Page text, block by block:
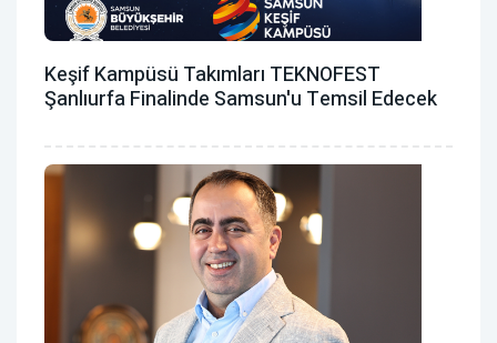
Keşif Kampüsü Takımları TEKNOFEST
Şanlıurfa Finalinde Samsun'u Temsil Edecek